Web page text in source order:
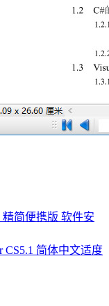
精简便携版 软件安
CS5.1 简体中文适度